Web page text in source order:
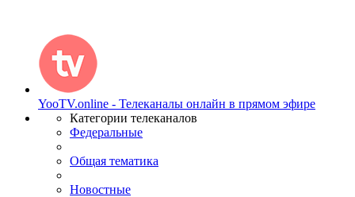
YooTV.online - Телеканалы онлайн в прямом эфире
Категории телеканалов
Федеральные
Общая тематика
Новостные